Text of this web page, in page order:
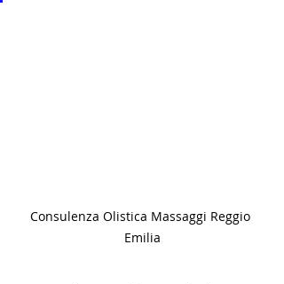
Consulenza Olistica Massaggi Reggio
Emilia